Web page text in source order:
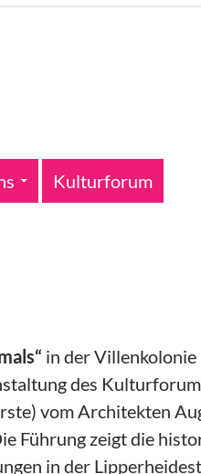
Kulturforum
in der
des
vom Architekten
Führung zeigt die
in der